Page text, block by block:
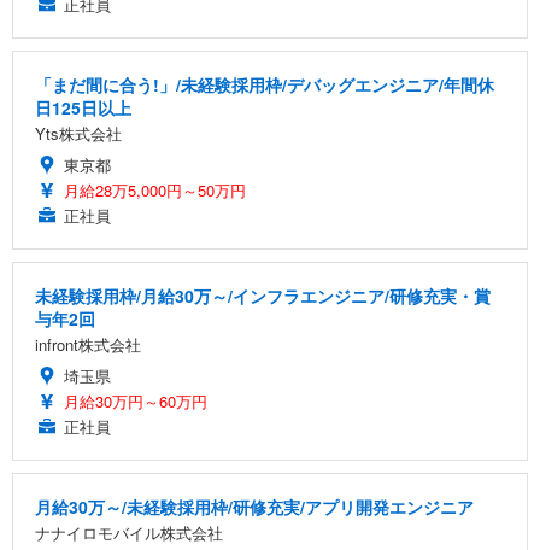
「まだ間に合う!」/未経験採用枠/デバッグエンジニア/年間休
日125日以上
Yts株式会社
東京都
月給28万5,000円～50万円
正社員
未経験採用枠/月給30万～/インフラエンジニア/研修充実・賞
与年2回
infront株式会社
埼玉県
月給30万円～60万円
正社員
月給30万～/未経験採用枠/研修充実/アプリ開発エンジニア
ナナイロモバイル株式会社